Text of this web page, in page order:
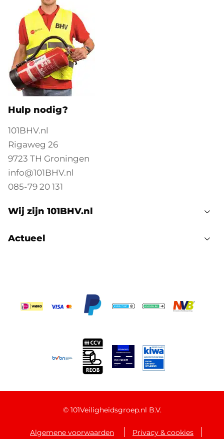
Hulp nodig?
101BHV.nl
Rigaweg 26
9723 TH Groningen
info@101BHV.nl
085-79 20 131
Wij zijn 101BHV.nl
Actueel
© 101Veiligheidsgroep.nl B.V.
Algemene voorwaarden Privacy & cookies